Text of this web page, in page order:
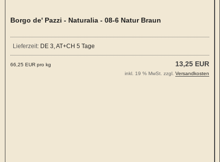
Borgo de' Pazzi - Naturalia - 08-6 Natur Braun
Lieferzeit: DE 3, AT+CH 5 Tage
13,25 EUR
66,25 EUR pro kg
inkl. 19 % MwSt. zzgl. Versandkosten